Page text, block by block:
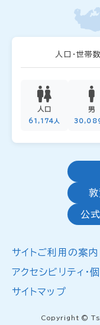
人口・世帯数
人口
61,174人
男
30,089
敦
公
サイトご利用の案内
アクセシビリティ・
サイトマップ
Copyright ©